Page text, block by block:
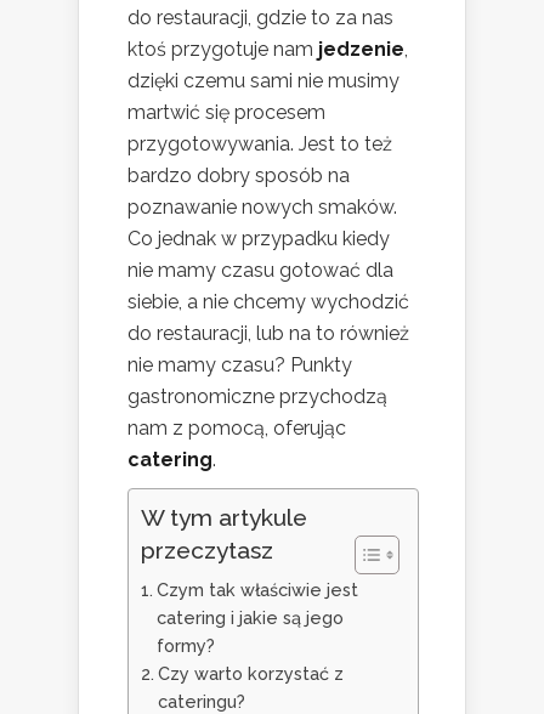
do restauracji, gdzie to za nas
ktoś przygotuje nam jedzenie,
dzięki czemu sami nie musimy
martwić się procesem
przygotowywania. Jest to też
bardzo dobry sposób na
poznawanie nowych smaków.
Co jednak w przypadku kiedy
nie mamy czasu gotować dla
siebie, a nie chcemy wychodzić
do restauracji, lub na to również
nie mamy czasu? Punkty
gastronomiczne przychodzą
nam z pomocą, oferując
catering.
W tym artykule
przeczytasz
Czym tak właściwie jest
catering i jakie są jego
formy?
Czy warto korzystać z
cateringu?